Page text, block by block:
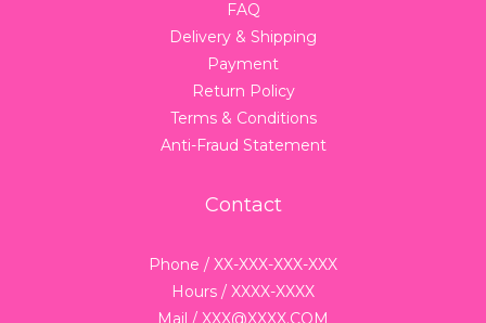
FAQ
Delivery & Shipping
Payment
Return Policy
Terms & Conditions
Anti-Fraud Statement
Contact
Phone / XX-XXX-XXX-XXX
Hours / XXXX-XXXX
Mail / XXX@XXXX.COM